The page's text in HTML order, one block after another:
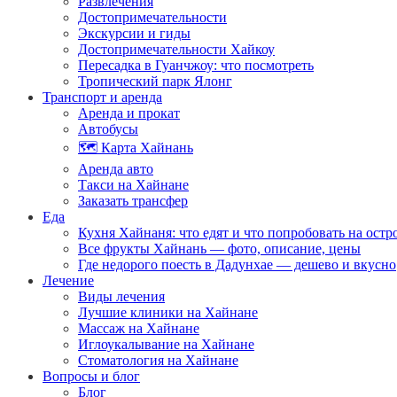
Достопримечательности
Экскурсии и гиды
Достопримечательности Хайкоу
Пересадка в Гуанчжоу: что посмотреть
Тропический парк Ялонг
Транспорт и аренда
Аренда и прокат
Автобусы
🗺️ Карта Хайнань
Аренда авто
Такси на Хайнане
Заказать трансфер
Еда
Кухня Хайнаня: что едят и что попробовать на
Все фрукты Хайнань — фото, описание, цены
Где недорого поесть в Дадунхае — дешево и вкусно
Лечение
Виды лечения
Лучшие клиники на Хайнане
Массаж на Хайнане
Иглоукалывание на Хайнане
Стоматология на Хайнане
Вопросы и блог
Блог